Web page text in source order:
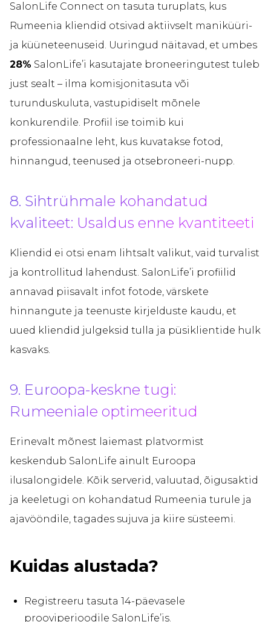
SalonLife Connect on tasuta turuplats, kus
Rumeenia kliendid otsivad aktiivselt maniküüri-
ja küüneteenuseid. Uuringud näitavad, et umbes
28% SalonLife’i kasutajate broneeringutest tuleb
just sealt – ilma komisjonitasuta või
turunduskuluta, vastupidiselt mõnele
konkurendile. Profiil ise toimib kui
professionaalne leht, kus kuvatakse fotod,
hinnangud, teenused ja otsebroneeri-nupp.
8. Sihtrühmale kohandatud
kvaliteet: Usaldus enne kvantiteeti
Kliendid ei otsi enam lihtsalt valikut, vaid turvalist
ja kontrollitud lahendust. SalonLife’i profiilid
annavad piisavalt infot fotode, värskete
hinnangute ja teenuste kirjelduste kaudu, et
uued kliendid julgeksid tulla ja püsiklientide hulk
kasvaks.
9. Euroopa-keskne tugi:
Rumeeniale optimeeritud
Erinevalt mõnest laiemast platvormist
keskendub SalonLife ainult Euroopa
ilusalongidele. Kõik serverid, valuutad, õigusaktid
ja keeletugi on kohandatud Rumeenia turule ja
ajavööndile, tagades sujuva ja kiire süsteemi.
Kuidas alustada?
Registreeru tasuta 14-päevasele
prooviperioodile SalonLife’is.